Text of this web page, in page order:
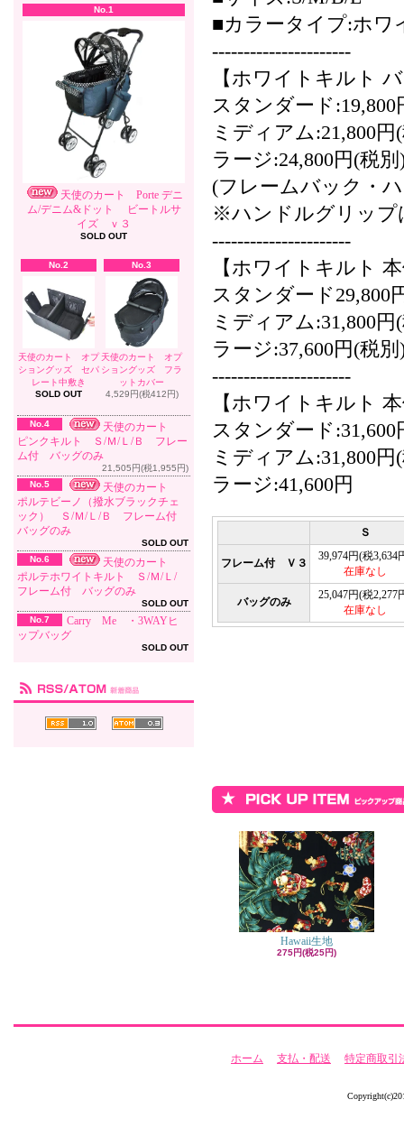
No.1
天使のカート Porte デニ
ム/デニム&ドット ビートルサ
イズ ｖ３
SOLD OUT
No.2
天使のカート オプ
ショングッズ セパ
レート中敷き
SOLD OUT
No.3
天使のカート オプ
ショングッズ フラ
ットカバー
4,529円(税412円)
No.4
天使のカート
ピンクキルト Ｓ/Ｍ/Ｌ/Ｂ フレー
ム付 バッグのみ
21,505円(税1,955円)
No.5
天使のカート
ポルテビーノ（撥水ブラックチェ
ック） Ｓ/Ｍ/Ｌ/Ｂ フレーム付
バッグのみ
SOLD OUT
No.6
天使のカート
ポルテホワイトキルト Ｓ/Ｍ/Ｌ/
フレーム付 バッグのみ
SOLD OUT
No.7
Carry Me ・3WAYヒ
ップバッグ
SOLD OUT
■カラータイプ:ホワ
----------------------
【ホワイトキルト
スタンダード:19,800
ミディアム:21,800円
ラージ:24,800円(税別
(フレームバック・
※ハンドルグリップ
----------------------
【ホワイトキルト
スタンダード29,800
ミディアム:31,800円
ラージ:37,600円(税別
----------------------
【ホワイトキルト
スタンダード:31,600
ミディアム:31,800円
ラージ:41,600円
Ｓ
フレーム付 Ｖ３
39,974円(税3,634
在庫なし
バッグのみ
25,047円(税2,277
在庫なし
Hawaii生地
275円(税25円)
ホーム 支払・配送 特定商取引